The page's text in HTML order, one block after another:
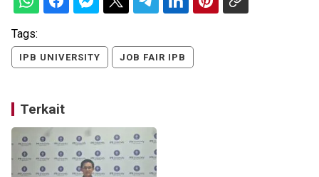
Tags:
IPB UNIVERSITY JOB FAIR IPB
Terkait